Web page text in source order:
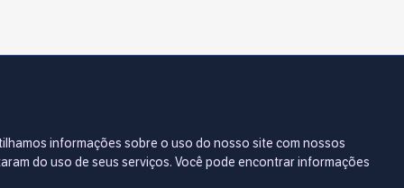
informações sobre o uso do nosso site com nossos
do uso de seus serviços. Você pode encontrar informações